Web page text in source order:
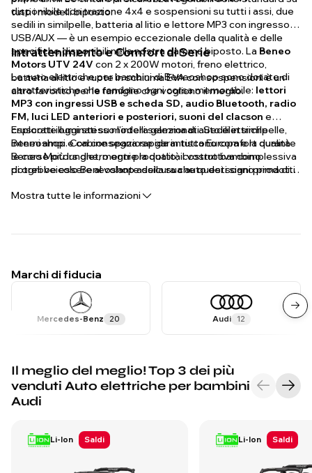
tutti i modelli biposto.
disponibile con trazione 4x4 e sospensioni su tutti i assi, due
sedili in similpelle, batteria al litio e lettore MP3 con ingresso
USB/AUX — è un esempio eccezionale della qualità e delle
specifiche disponibili nella nostra gamma biposto. La Beneo
Motors UTV 24V con 2 x 200W motori, freno elettrico,
batteria al litio e ruote in schiuma EVA con sospensioni è un
altro favorito per le famiglie che vogliono il meglio.
Intrattenimento e Comfort di Serie
Le auto elettriche per bambini di Beneoshop sono dotate di
caratteristiche che rendono ogni corsa memorabile: lettori
MP3 con ingressi USB e scheda SD, audio Bluetooth, radio
FM, luci LED anteriori e posteriori, suoni del clacson e
cruscotti illuminati su modelli selezionati. Sedili in similpelle,
interni ampi e cabine spaziose garantiscono comfort durante
le corse più lunghe, mentre la qualità costruttiva complessiva
di ogni veicolo Beneoshop assicura che questi siano prodotti
Esplorate oggi stesso l'intera gamma di auto elettriche
Beneoshop. Con consegna rapida in tutta Europa e la qualità
Beneo Motors dietro ogni prodotto, il vostro bambino
potrebbe essere al volante della sua auto dei sogni prima di
Mostra tutte le informazioni
Marchi di fiducia
Mercedes-Benz 20 Audi 12
Il meglio del meglio! Top 3 dei più
venduti Auto elettriche per bambini
Audi
Li-Ion Saldi Li-Ion Saldi